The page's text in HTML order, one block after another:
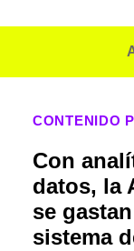
CONTENIDO
Con
datos, la
se
sistema